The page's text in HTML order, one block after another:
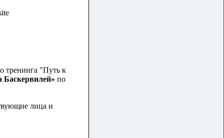
тренинга "Путь к
Баскервилей» по
лица и